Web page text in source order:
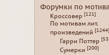
Форумки по
Кроссовер [121]
По мотивам лит.
произведений [1244]
Гарри Поттер
Сумерки [200]